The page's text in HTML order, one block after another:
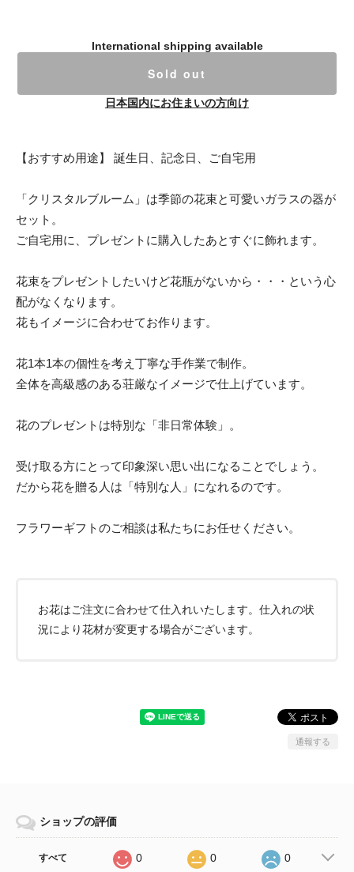
International shipping available
Sold out
日本国内にお住まいの方向け
【おすすめ用途】 誕生日、記念日、ご自宅用
「クリスタルブルーム」は季節の花束と可愛いガラスの器が
セット。
ご自宅用に、プレゼントに購入したあとすぐに飾れます。
花束をプレゼントしたいけど花瓶がないから・・・という心
配がなくなります。
花もイメージに合わせてお作ります。
花1本1本の個性を考え丁寧な手作業で制作。
全体を高級感のある荘厳なイメージで仕上げています。
花のプレゼントは特別な「非日常体験」。
受け取る方にとって印象深い思い出になることでしょう。
だから花を贈る人は「特別な人」になれるのです。
フラワーギフトのご相談は私たちにお任せください。
お花はご注文に合わせて仕入れいたします。仕入れの状
況により花材が変更する場合がございます。
通報する
ショップの評価
すべて 0 0 0